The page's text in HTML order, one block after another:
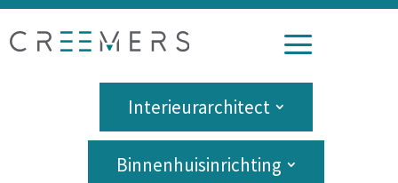
a
Interieurarchitect
Binnenhuisinrichting